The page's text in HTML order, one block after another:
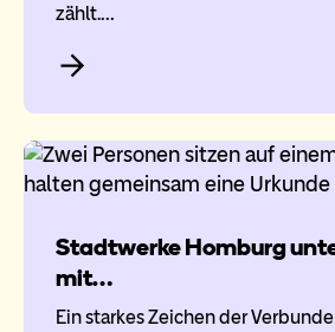
zählt.…
Stadtwerke Homburg
mit…
Ein starkes Zeichen der